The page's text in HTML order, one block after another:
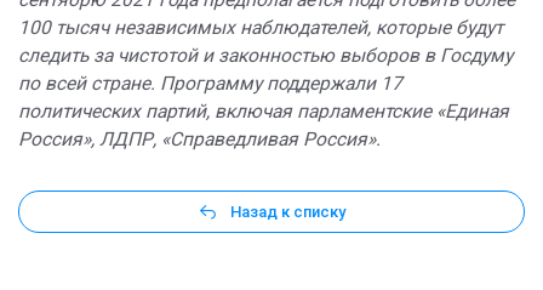
100 тысяч независимых наблюдателей, которые будут
следить за чистотой и законностью выборов в Госдуму
по всей стране. Программу поддержали 17
политических партий, включая парламентские «Единая
Россия», ЛДПР, «Справедливая Россия».
Назад к списку